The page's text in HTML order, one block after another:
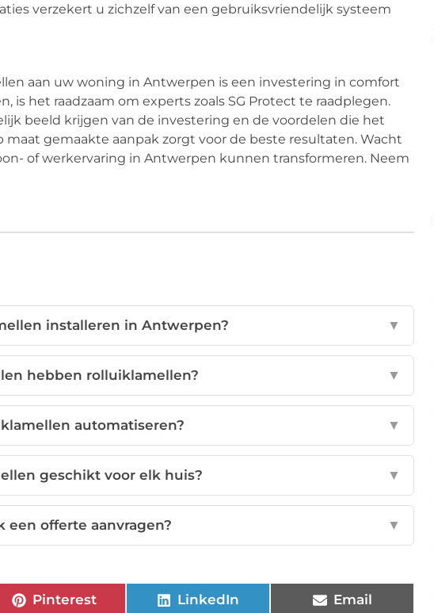
verzekert u zichzelf van een gebruiksvriendelijk systeem
aan uw woning in Antwerpen is een investering in comfort
is het raadzaam om experts zoals SG Protect te raadplegen.
beeld krijgen van de investering en de voordelen die het
gemaakte aanpak zorgt voor de beste resultaten. Wacht
of werkervaring in Antwerpen kunnen transformeren. Neem
installeren in Antwerpen? ▼
hebben rolluiklamellen? ▼
automatiseren? ▼
geschikt voor elk huis? ▼
een offerte aanvragen? ▼
Pinterest LinkedIn Email